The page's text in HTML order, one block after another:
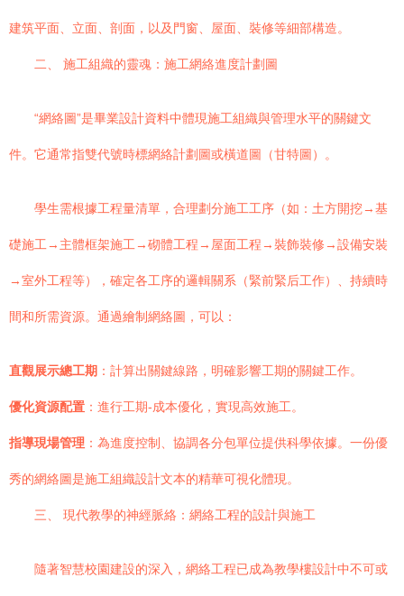
建筑平面、立面、剖面，以及門窗、屋面、裝修等細部構造。
二、 施工組織的靈魂：施工網絡進度計劃圖
“網絡圖”是畢業設計資料中體現施工組織與管理水平的關鍵文
件。它通常指雙代號時標網絡計劃圖或橫道圖（甘特圖）。
學生需根據工程量清單，合理劃分施工工序（如：土方開挖→基
礎施工→主體框架施工→砌體工程→屋面工程→裝飾裝修→設備安裝
→室外工程等），確定各工序的邏輯關系（緊前緊后工作）、持續時
間和所需資源。通過繪制網絡圖，可以：
直觀展示總工期 ：計算出關鍵線路，明確影響工期的關鍵工作。
優化資源配置 ：進行工期-成本優化，實現高效施工。
指導現場管理 ：為進度控制、協調各分包單位提供科學依據。一份優
秀的網絡圖是施工組織設計文本的精華可視化體現。
三、 現代教學的神經脈絡：網絡工程的設計與施工
隨著智慧校園建設的深入，網絡工程已成為教學樓設計中不可或